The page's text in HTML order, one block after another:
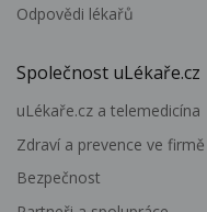
Odpovědi lékařů
Společnost uLékaře.cz
uLékaře.cz a telemedicína
Zdraví a prevence ve firmě
Bezpečnost